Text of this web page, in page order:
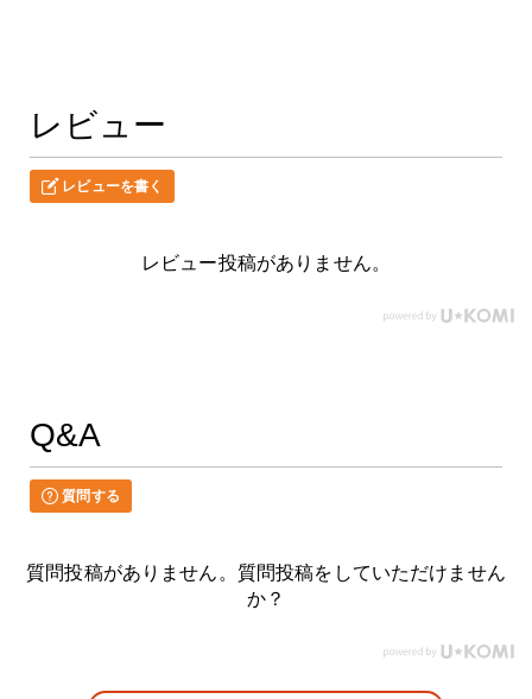
レビュー
レビューを書く
レビュー投稿がありません。
Q&A
質問する
質問投稿がありません。質問投稿をしていただけません
か？